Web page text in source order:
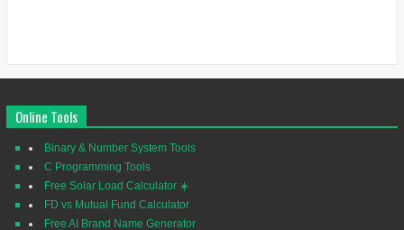
Online Tools
Binary & Number System Tools
C Programming Tools
Free Solar Load Calculator ☀️
FD vs Mutual Fund Calculator
Free AI Brand Name Generator